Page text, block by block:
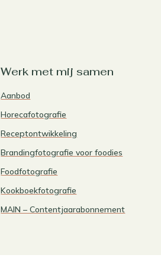
Werk met mij samen
Aanbod
Horecafotografie
Receptontwikkeling
Brandingfotografie voor foodies
Foodfotografie
Kookboekfotografie
MAIN – Contentjaarabonnement